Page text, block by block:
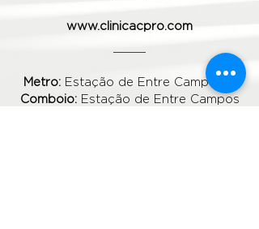
www.clinicacpro.com
Metro: Estação de Entre Campos
Comboio:Estação de Entre Campos